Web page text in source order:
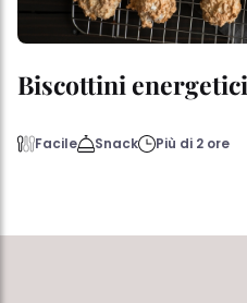
Biscottini
Facile Snack Più di 2 ore